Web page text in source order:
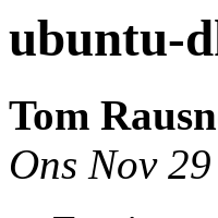
ubuntu-
Tom
Ons Nov